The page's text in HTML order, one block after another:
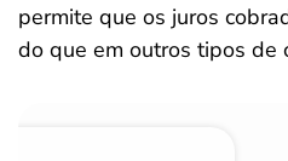
permite que os juros
do que em outros tipos de